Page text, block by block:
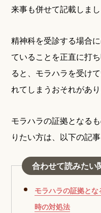
来事も併せて記載しまし
精神科を受診する場合
ていることを正直に打
ると、モラハラを受け
れてしまうおそれがあり
モラハラの証拠となる
りたい方は、以下の記
合わせて読みたい
モラハラの証拠と
時の対処法